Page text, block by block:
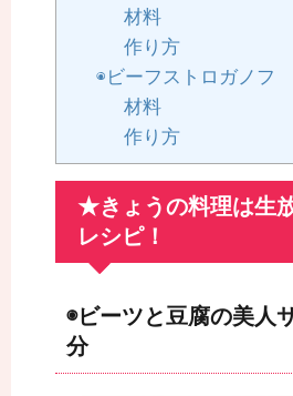
材料
作り方
◉ビーフストロガノ
材料
作り方
★きょうの料理は生
レシピ！
◉ビーツと豆腐の美人
分